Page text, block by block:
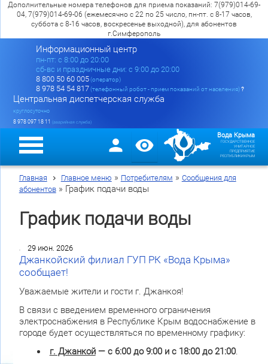
Дополнительные номера телефонов для приема показаний: 7(979)014-69-
04, 7(979)014-69-06 (ежемесячно с 22 по 25 число, пн-пт. с 8-17 часов,
суббота с 8-16 часов, воскресенье выходной), для абонентов
г.Симферополь
Информационный центр
пн-пт: c 8:00 до 20:00
сб-вс и праздничные дни: с 9:00 до 20:00
8 800 50 60 005(оператор)
8 978 54 54 817(телефонный робот - прием показаний от населения)?
Центральная диспетчерская служба
круглосуточно
8 978 097 18 11 (аварийная служба)
Вода Крыма
ГОСУДАРСТВЕННОЕ
УНИТАРНОЕ
ПРЕДПРИЯТИЕ
РЕСПУБЛИКИ КРЫМ
Главная Главное меню » Потребителям » Сообщения для
абонентов» График подачи воды
График подачи воды
29 июн. 2026
Джанкойский филиал ГУП РК «Вода Крыма»
сообщает!
Уважаемые жители и гости г. Джанкоя!
В связи с введением временного ограничения
электроснабжения в Республике Крым водоснабжение в
городе будет осуществляться по временному графику:
г. Джанкой— с 6:00 до 9:00 и с 18:00 до 21:00.